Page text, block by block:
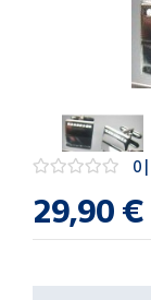
Correos
Artesanía
Papelería
Para Canarias,
0
29,90 €